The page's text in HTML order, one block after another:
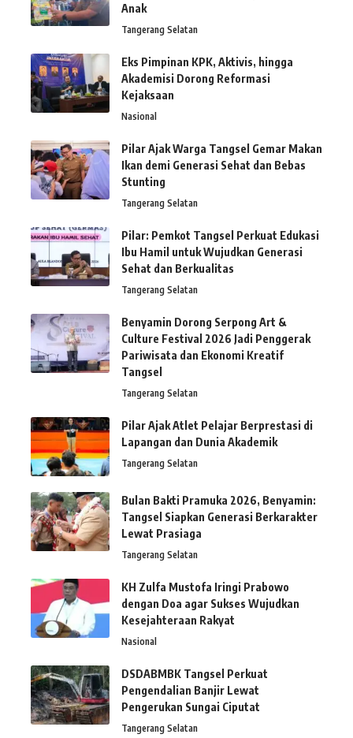
Anak
Tangerang Selatan
Eks Pimpinan KPK, Aktivis, hingga
Akademisi Dorong Reformasi
Kejaksaan
Nasional
Pilar Ajak Warga Tangsel Gemar Makan
Ikan demi Generasi Sehat dan Bebas
Stunting
Tangerang Selatan
Pilar: Pemkot Tangsel Perkuat Edukasi
Ibu Hamil untuk Wujudkan Generasi
Sehat dan Berkualitas
Tangerang Selatan
Benyamin Dorong Serpong Art &
Culture Festival 2026 Jadi Penggerak
Pariwisata dan Ekonomi Kreatif
Tangsel
Tangerang Selatan
Pilar Ajak Atlet Pelajar Berprestasi di
Lapangan dan Dunia Akademik
Tangerang Selatan
Bulan Bakti Pramuka 2026, Benyamin:
Tangsel Siapkan Generasi Berkarakter
Lewat Prasiaga
Tangerang Selatan
KH Zulfa Mustofa Iringi Prabowo
dengan Doa agar Sukses Wujudkan
Kesejahteraan Rakyat
Nasional
DSDABMBK Tangsel Perkuat
Pengendalian Banjir Lewat
Pengerukan Sungai Ciputat
Tangerang Selatan